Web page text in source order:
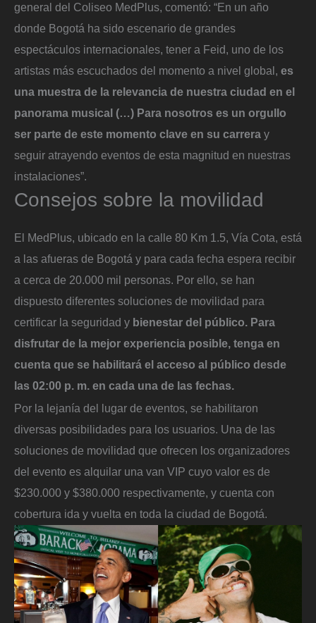
general del Coliseo MedPlus, comentó: “En un año
donde Bogotá ha sido escenario de grandes
espectáculos internacionales, tener a Feid, uno de los
artistas más escuchados del momento a nivel global, es
una muestra de la relevancia de nuestra ciudad en el
panorama musical (…) Para nosotros es un orgullo
ser parte de este momento clave en su carrera y
seguir atrayendo eventos de esta magnitud en nuestras
instalaciones”.
Consejos sobre la movilidad
El MedPlus, ubicado en la calle 80 Km 1.5, Vía Cota, está
a las afueras de Bogotá y para cada fecha espera recibir
a cerca de 20.000 mil personas. Por ello, se han
dispuesto diferentes soluciones de movilidad para
certificar la seguridad y bienestar del público. Para
disfrutar de la mejor experiencia posible, tenga en
cuenta que se habilitará el acceso al público desde
las 02:00 p. m. en cada una de las fechas.
Por la lejanía del lugar de eventos, se habilitaron
diversas posibilidades para los usuarios. Una de las
soluciones de movilidad que ofrecen los organizadores
del evento es alquilar una van VIP cuyo valor es de
$230.000 y $380.000 respectivamente, y cuenta con
cobertura ida y vuelta en toda la ciudad de Bogotá.